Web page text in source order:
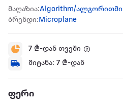
მაღაზია:Algorithm/ალგორითმი
ბრენდი: Microplane
7 ₾-დან თვეში
მიტანა: 7 ₾-დან
ფერი